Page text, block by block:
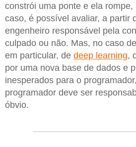
constrói uma ponte e ela
caso, é possível avaliar, a partir
engenheiro responsável pela
culpado ou não. Mas, no caso
em particular, de deep learning,
por uma nova base de dados e
inesperados para o
programador deve ser
óbvio.